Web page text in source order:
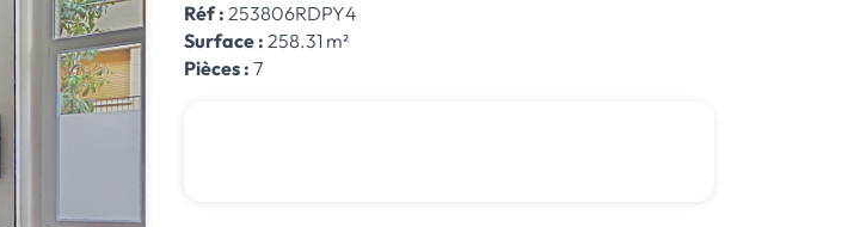
Réf : 253806RDPY4
Surface : 258.31 m²
Pièces : 7